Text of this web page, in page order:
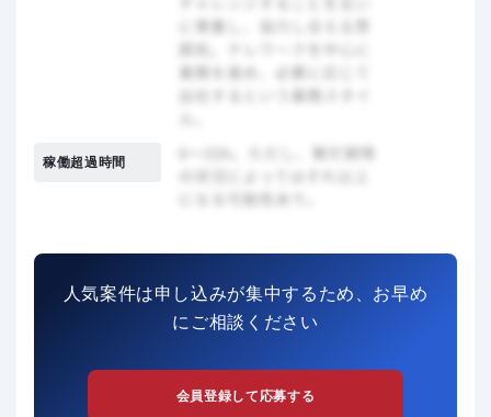
稼働超過時間
人気案件は申し込みが集中するため、お早め
にご相談ください
会員登録して応募する